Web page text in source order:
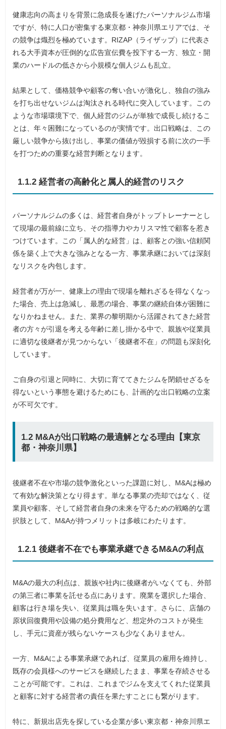
健康志向の高まりを背景に急成長を遂げたパーソナルジム市場
ですが、特に人口が密集する東京都・神奈川県エリアでは、そ
の競争は熾烈を極めています。RIZAP（ライザップ）に代表さ
れる大手資本が圧倒的な広告宣伝費を投下する一方、独立・開
業のハードルの低さから小規模な個人ジムも乱立。
結果として、価格競争や顧客の奪い合いが激化し、独自の強み
を打ち出せないジムは淘汰される時代に突入しています。この
ような市場環境下で、個人経営のジムが単独で成長し続けるこ
とは、年々困難になっているのが実情です。出口戦略は、この
厳しい競争から抜け出し、事業の価値が毀損する前に次の一手
を打つための重要な経営判断となります。
1.1.2 経営者の高齢化と属人的経営のリスク
パーソナルジムの多くは、経営者自身がトップトレーナーとし
て現場の最前線に立ち、その指導力やカリスマ性で顧客を惹き
つけています。この「属人的な経営」は、顧客との強い信頼関
係を築く上で大きな強みとなる一方、事業承継においては深刻
なリスクを内包します。
経営者が万が一、健康上の理由で現場を離れざるを得なくなっ
た場合、売上は急減し、最悪の場合、事業の継続自体が困難に
なりかねません。また、業界の黎明期から活躍されてきた経営
者の方々が引退を考える年齢に差し掛かる中で、親族や従業員
に適切な後継者が見つからない「後継者不在」の問題も深刻化
しています。
ご自身の引退と同時に、大切に育ててきたジムを閉鎖せざるを
得ないという事態を避けるためにも、計画的な出口戦略の立案
が不可欠です。
1.2 M&Aが出口戦略の最適解となる理由【東京
都・神奈川県】
後継者不在や市場の競争激化といった課題に対し、M&Aは極め
て有効な解決策となり得ます。単なる事業の売却ではなく、従
業員や顧客、そして経営者自身の未来を守るための戦略的な選
択肢として、M&Aが持つメリットは多岐にわたります。
1.2.1 後継者不在でも事業承継できるM&Aの利点
M&Aの最大の利点は、親族や社内に後継者がいなくても、外部
の第三者に事業を託せる点にあります。廃業を選択した場合、
顧客は行き場を失い、従業員は職を失います。さらに、店舗の
原状回復費用や設備の処分費用など、想定外のコストが発生
し、手元に資産が残らないケースも少なくありません。
一方、M&Aによる事業承継であれば、従業員の雇用を維持し、
既存の会員様へのサービスを継続したまま、事業を存続させる
ことが可能です。これは、これまでジムを支えてくれた従業員
と顧客に対する経営者の責任を果たすことにも繋がります。
特に、新規出店先を探している企業が多い東京都・神奈川県エ